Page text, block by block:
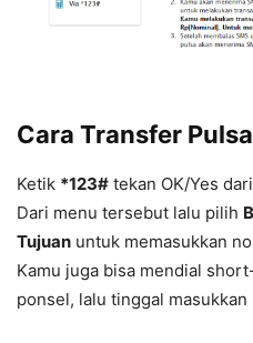
Cara Transfer
Ketik *123# tekan OK/Yes
Dari menu tersebut lalu pilih
Tujuan untuk memasukkan
Kamu juga bisa mendial
ponsel, lalu tinggal